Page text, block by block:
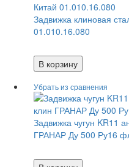
Задвижка клиновая
01.010.16.080
В корзину
Задвижка чугун KR11
ГРАНАР Ду 500 Ру16